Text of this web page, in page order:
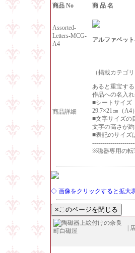
商品 No 商 品 名
Assorted-
Letters-MCG-
A4
アルファベッ
商品詳細
（掲載カテゴ
あると重宝す
作品への名入
■シートサイズ
29.7×21㎝（A4）
■文字サイズの
文字の高さが約
■表記のサイズ
※磁器専用の転
◇ 画像をクリックすると拡大